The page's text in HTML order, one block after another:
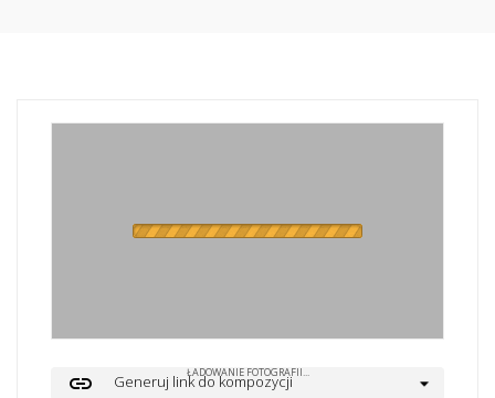
ŁADOWANIE FOTOGRAFII...
link
Generuj link do kompozycji